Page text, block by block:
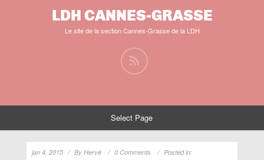
LDH CANNES-GRASSE
Le site de la section Cannes-Grasse de la LDH
Select Page
jan 4, 2015 By Hervé 0 Comments
Posted in: